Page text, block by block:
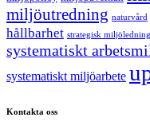
miljöutredning naturvård
hållbarhet strategisk miljöledning
systematiskt
systematiskt miljöarbete
Kontakta oss